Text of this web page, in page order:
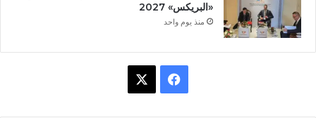
«البريكس» 2027
منذ يوم واحد